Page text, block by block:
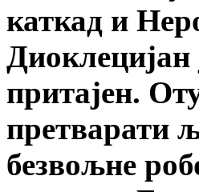
каткад и
Диоклецијан
притајен.
претварати
безвољне